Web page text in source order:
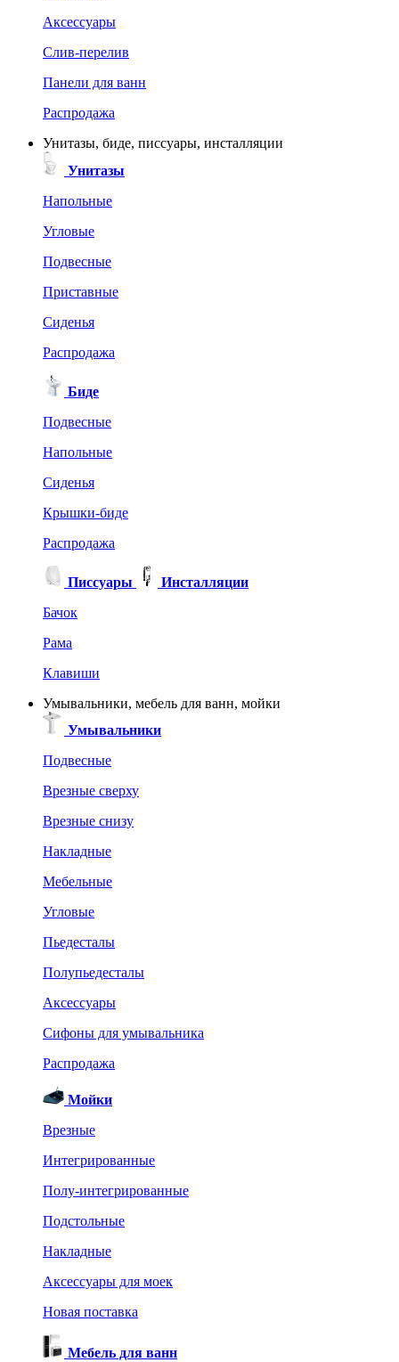
Аксессуары
Слив-перелив
Панели для ванн
Распродажа
Унитазы, биде, писсуары, инсталляции
Унитазы
Напольные
Угловые
Подвесные
Приставные
Сиденья
Распродажа
Биде
Подвесные
Напольные
Сиденья
Крышки-биде
Распродажа
Писсуары
Инсталляции
Бачок
Рама
Клавиши
Умывальники, мебель для ванн, мойки
Умывальники
Подвесные
Врезные сверху
Врезные снизу
Накладные
Мебельные
Угловые
Пьедесталы
Полупьедесталы
Аксессуары
Сифоны для умывальника
Распродажа
Мойки
Врезные
Интегрированные
Полу-интегрированные
Подстольные
Накладные
Аксессуары для моек
Новая поставка
Мебель для ванн